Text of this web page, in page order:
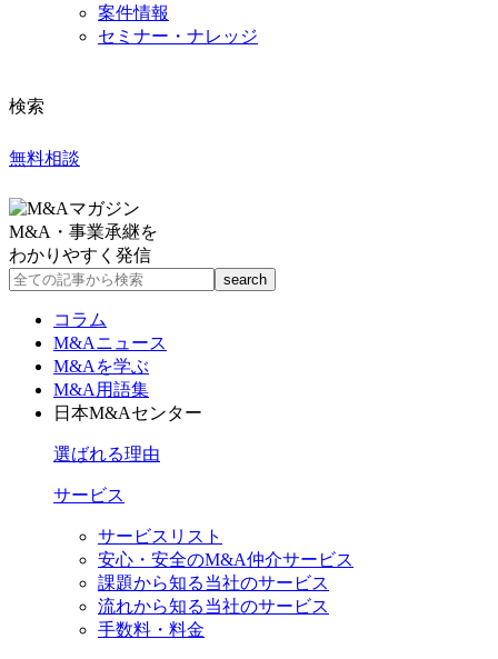
案件情報
セミナー・ナレッジ
検索
無料相談
M&A・事業承継を
わかりやすく発信
コラム
M&Aニュース
M&Aを学ぶ
M&A用語集
日本M&Aセンター
選ばれる理由
サービス
サービスリスト
安心・安全のM&A仲介サービス
課題から知る当社のサービス
流れから知る当社のサービス
手数料・料金